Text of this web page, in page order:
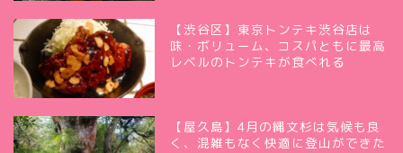
【渋谷区】東京トンテキ渋谷店は
味・ボリューム、コスパともに最高
レベルのトンテキが食べれる
【屋久島】4月の縄文杉は気候も良
く、混雑もなく快適に登山ができた